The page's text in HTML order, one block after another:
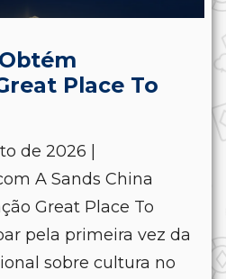
Place To
de 2026 |
A Sands China
Great Place To
pela primeira vez da
sobre cultura no